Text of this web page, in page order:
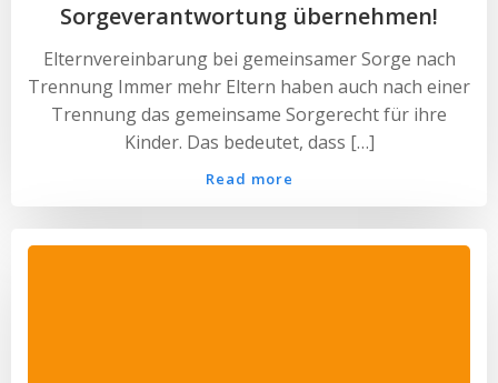
Sorgeverantwortung übernehmen!
Elternvereinbarung bei gemeinsamer Sorge nach
Trennung Immer mehr Eltern haben auch nach einer
Trennung das gemeinsame Sorgerecht für ihre
Kinder. Das bedeutet, dass […]
Read more